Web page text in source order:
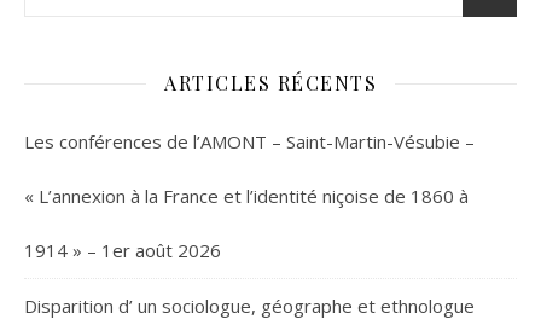
ARTICLES RÉCENTS
Les conférences de l’AMONT – Saint-Martin-Vésubie –
« L’annexion à la France et l’identité niçoise de 1860 à
1914 » – 1er août 2026
Disparition d’ un sociologue, géographe et ethnologue